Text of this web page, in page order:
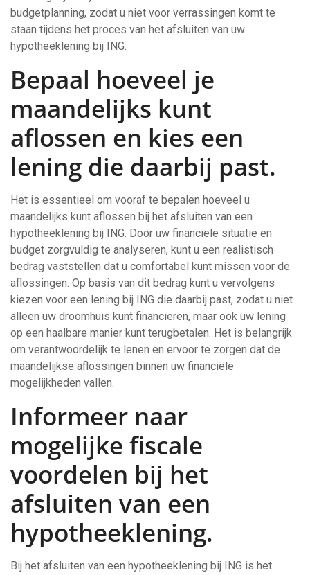
budgetplanning, zodat u niet voor verrassingen komt te
staan tijdens het proces van het afsluiten van uw
hypotheeklening bij ING.
Bepaal hoeveel je
maandelijks kunt
aflossen en kies een
lening die daarbij past.
Het is essentieel om vooraf te bepalen hoeveel u
maandelijks kunt aflossen bij het afsluiten van een
hypotheeklening bij ING. Door uw financiële situatie en
budget zorgvuldig te analyseren, kunt u een realistisch
bedrag vaststellen dat u comfortabel kunt missen voor de
aflossingen. Op basis van dit bedrag kunt u vervolgens
kiezen voor een lening bij ING die daarbij past, zodat u niet
alleen uw droomhuis kunt financieren, maar ook uw lening
op een haalbare manier kunt terugbetalen. Het is belangrijk
om verantwoordelijk te lenen en ervoor te zorgen dat de
maandelijkse aflossingen binnen uw financiële
mogelijkheden vallen.
Informeer naar
mogelijke fiscale
voordelen bij het
afsluiten van een
hypotheeklening.
Bij het afsluiten van een hypotheeklening bij ING is het